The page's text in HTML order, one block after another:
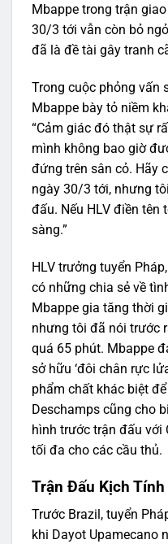
Mbappe trong trận
30/3 tới vẫn còn bỏ
đã là đề tài gây tranh
Trong cuộc phỏng vấn
Mbappe bày tỏ niềm
“Cảm giác đó thật sự
mình không bao giờ
đứng trên sân cỏ. Hãy
ngày 30/3 tới, nhưng
đấu. Nếu HLV điền tên
sàng.”
HLV trưởng tuyển
có những chia sẻ về
Mbappe gia tăng thời
nhưng tôi đã nói trước
quá 65 phút. Mbappe
sở hữu ‘đôi chân rực
phẩm chất khác biệt
Deschamps cũng cho
hình trước trận đấu với
tối đa cho các cầu thủ.
Trận Đấu Kịch
Trước Brazil, tuyển
khi Dayot Upamecano